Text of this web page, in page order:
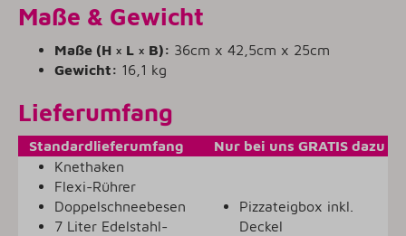
Maße & Gewicht
Maße (H × L × B): 36cm x 42,5cm x 25cm
Gewicht: 16,1 kg
Lieferumfang
Standardlieferumfang
Nur bei uns GRATIS dazu
Knethaken
Flexi-Rührer
Doppelschneebesen
7 Liter Edelstahl-
Pizzateigbox inkl.
Deckel